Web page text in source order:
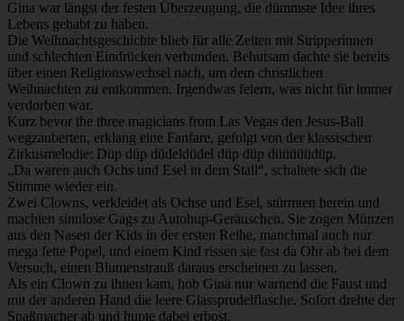
Gina war längst der festen Überzeugung, die dümmste Idee ihres
Lebens gehabt zu haben.
Die Weihnachtsgeschichte blieb für alle Zeiten mit Stripperinnen
und schlechten Eindrücken verbunden. Behutsam dachte sie bereits
über einen Religionswechsel nach, um dem christlichen
Weihnachten zu entkommen. Irgendwas feiern, was nicht für immer
verdorben war.
Kurz bevor the three magicians from Las Vegas den Jesus-Ball
wegzauberten, erklang eine Fanfare, gefolgt von der klassischen
Zirkusmelodie: Düp düp düdeldüdel düp düp düüüüüdüp.
„Da waren auch Ochs und Esel in dem Stall“, schaltete sich die
Stimme wieder ein.
Zwei Clowns, verkleidet als Ochse und Esel, stürmten herein und
machten sinnlose Gags zu Autohup-Geräuschen. Sie zogen Münzen
aus den Nasen der Kids in der ersten Reihe, manchmal auch nur
mega fette Popel, und einem Kind rissen sie fast da Ohr ab bei dem
Versuch, einen Blumenstrauß daraus erscheinen zu lassen.
Als ein Clown zu ihnen kam, hob Gina nur warnend die Faust und
mit der anderen Hand die leere Glassprudelflasche. Sofort drehte der
Spaßmacher ab und hupte dabei erbost.